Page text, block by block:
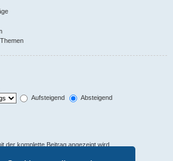
Aufsteigend
Absteigend
der komplette Beitrag angezeigt wird.